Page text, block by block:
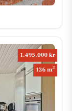
1.495.000 kr
136 m2